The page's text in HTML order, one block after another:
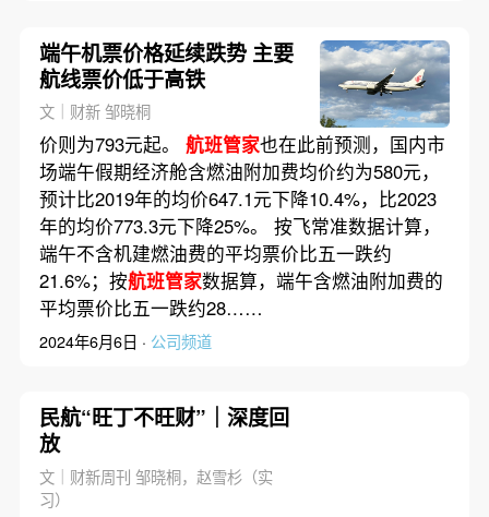
端午机票价格延续跌势 主要
航线票价低于高铁
文｜财新 邹晓桐
价则为793元起。 航班管家也在此前预测，国内市
场端午假期经济舱含燃油附加费均价约为580元，
预计比2019年的均价647.1元下降10.4%，比2023
年的均价773.3元下降25%。 按飞常准数据计算，
端午不含机建燃油费的平均票价比五一跌约
21.6%；按航班管家数据算，端午含燃油附加费的
平均票价比五一跌约28……
2024年6月6日 · 公司频道
民航“旺丁不旺财”｜深度回
放
文｜财新周刊 邹晓桐，赵雪杉（实
习）